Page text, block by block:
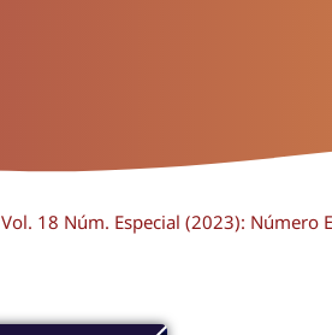
Vol. 18 Núm. Especial (2023): Número